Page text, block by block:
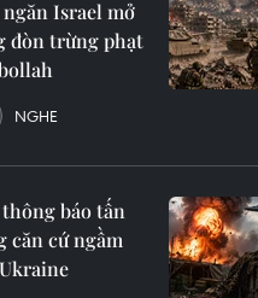
ngăn Israel mở
đòn trừng phạt
NGHE
thông báo tấn
căn cứ ngầm